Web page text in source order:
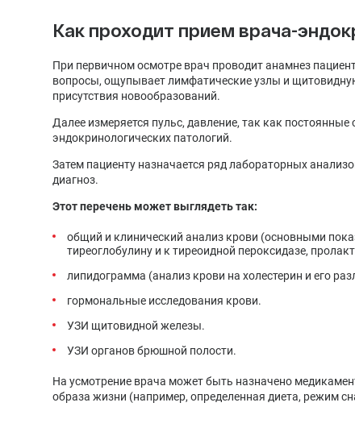
Как проходит прием врача-
При первичном осмотре врач проводит анамнез
вопросы, ощупывает лимфатические узлы и
присутствия новообразований.
Далее измеряется пульс, давление, так как
эндокринологических патологий.
Затем пациенту назначается ряд лабораторных
диагноз.
Этот перечень может выглядеть так:
общий и клинический анализ крови (основными
тиреоглобулину и к тиреоидной пероксидазе,
липидограмма (анализ крови на холестерин и его
гормональные исследования крови.
УЗИ щитовидной железы.
УЗИ органов брюшной полости.
На усмотрение врача может быть назначено
образа жизни (например, определенная диета, режим